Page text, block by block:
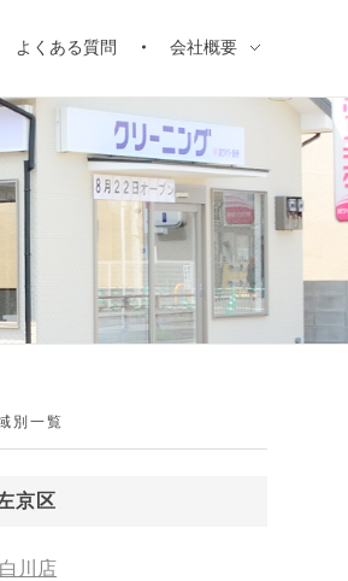
よくある質問 会社概要
別一覧
京区
川店